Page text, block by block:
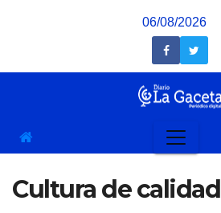
06/08/2026
Cultura de calidad